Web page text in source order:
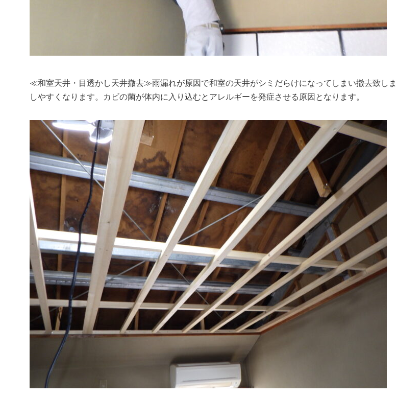
≪和室天井・目透かし天井撤去≫雨漏れが原因で和室の天井がシミだらけになってしまい撤去致し
しやすくなります。カビの菌が体内に入り込むとアレルギーを発症させる原因となります。